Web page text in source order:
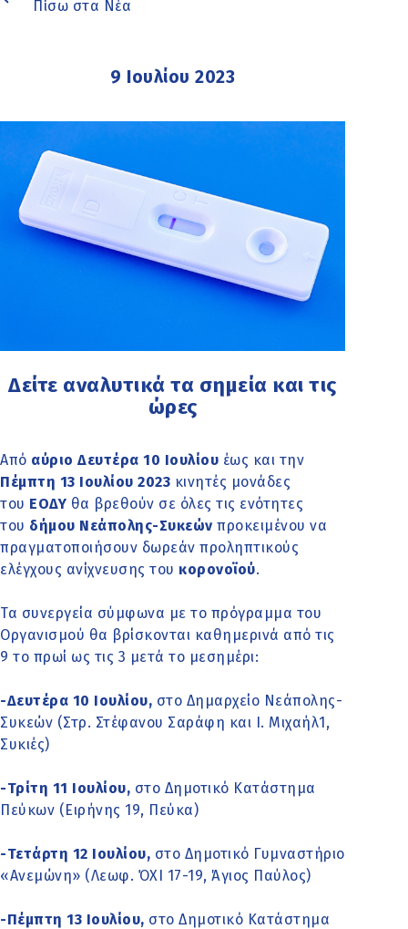
Πίσω στα Νέα
9 Ιουλίου 2023
Δείτε αναλυτικά τα σημεία και τις
ώρες
Από αύριο Δευτέρα 10 Ιουλίου έως και την
Πέμπτη 13 Ιουλίου 2023 κινητές μονάδες
του ΕΟΔΥ θα βρεθούν σε όλες τις ενότητες
του δήμου Νεάπολης-Συκεών προκειμένου να
πραγματοποιήσουν δωρεάν προληπτικούς
ελέγχους ανίχνευσης του κορονοϊού.
Τα συνεργεία σύμφωνα με το πρόγραμμα του
Οργανισμού θα βρίσκονται καθημερινά από τις
9 το πρωί ως τις 3 μετά το μεσημέρι:
-Δευτέρα 10 Ιουλίου, στο Δημαρχείο Νεάπολης-
Συκεών (Στρ. Στέφανου Σαράφη και Ι. Μιχαήλ1,
Συκιές)
-Τρίτη 11 Ιουλίου, στο Δημοτικό Κατάστημα
Πεύκων (Ειρήνης 19, Πεύκα)
-Τετάρτη 12 Ιουλίου, στο Δημοτικό Γυμναστήριο
«Ανεμώνη» (Λεωφ. ΌΧΙ 17-19, Άγιος Παύλος)
-Πέμπτη 13 Ιουλίου, στο Δημοτικό Κατάστημα